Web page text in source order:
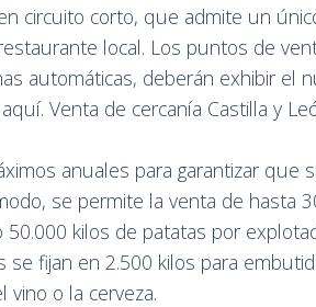
circuito corto, que admite un
local. Los puntos de
automáticas, deberán exhibir el
Venta de cercanía Castilla y
anuales para garantizar que
se permite la venta de hasta
kilos de patatas por
fijan en 2.500 kilos para
vino o la cerveza.